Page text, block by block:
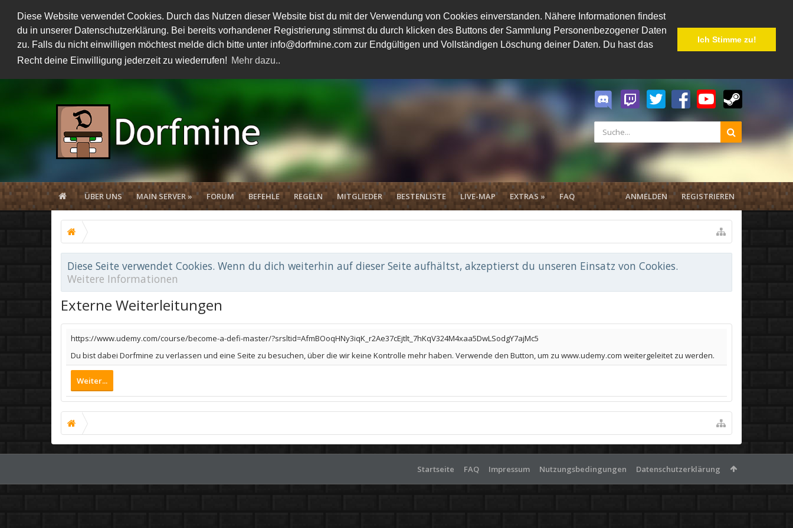
Diese Website verwendet Cookies. Durch das Nutzen dieser Website bist du mit der Verwendung von Cookies einverstanden. Nähere Informationen findest
du in unserer Datenschutzerklärung. Bei bereits vorhandener Registrierung stimmst du durch klicken des Buttons der Sammlung Personenbezogener Daten
zu. Falls du nicht einwilligen möchtest melde dich bitte unter info@dorfmine.com zur Endgültigen und Vollständigen Löschung deiner Daten. Du hast das
Recht deine Einwilligung jederzeit zu wiederrufen! Mehr dazu..
Ich Stimme zu!
ÜBER UNS MAIN SERVER » FORUM BEFEHLE REGELN MITGLIEDER BESTENLISTE LIVE-MAP EXTRAS » FAQ ANMELDEN REGISTRIEREN
Diese Seite verwendet Cookies. Wenn du dich weiterhin auf dieser Seite aufhältst, akzeptierst du unseren Einsatz von Cookies.
Weitere Informationen
Externe Weiterleitungen
https://www.udemy.com/course/become-a-defi-master/?srsltid=AfmBOoqHNy3iqK_r2Ae37cEjtlt_7hKqV324M4xaa5DwLSodgY7ajMc5
Du bist dabei Dorfmine zu verlassen und eine Seite zu besuchen, über die wir keine Kontrolle mehr haben. Verwende den Button, um zu www.udemy.com weitergeleitet zu werden.
Weiter...
Startseite FAQ Impressum Nutzungsbedingungen Datenschutzerklärung